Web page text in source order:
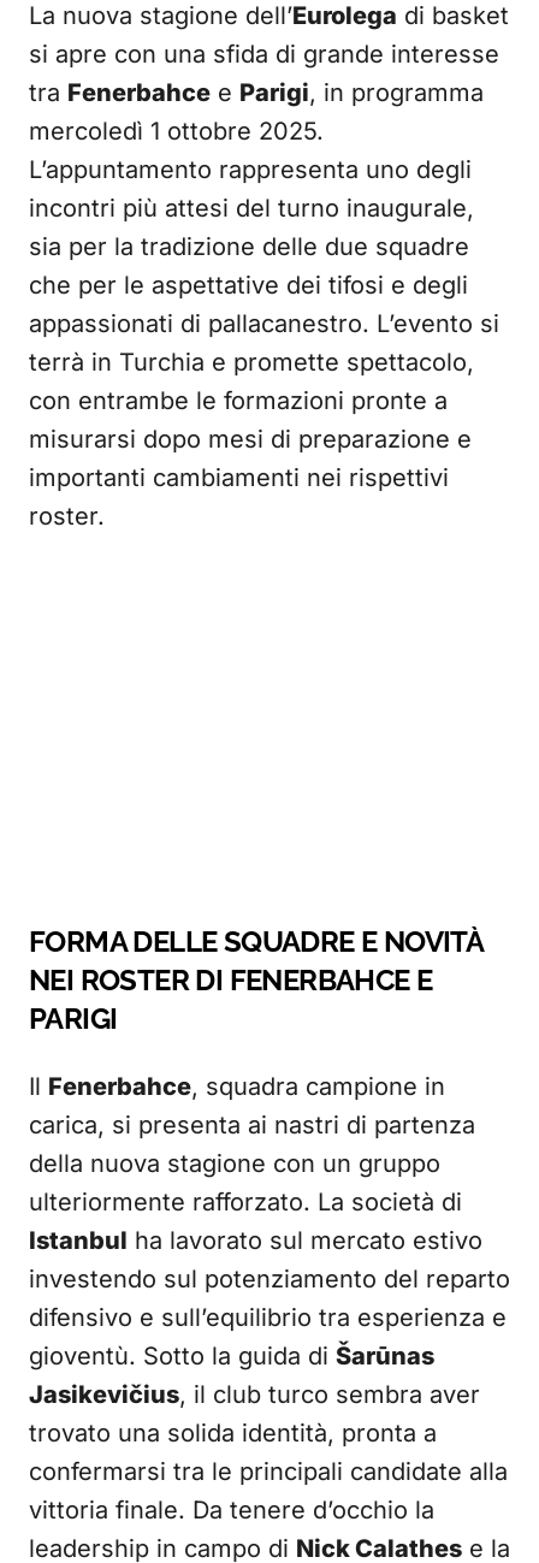
La nuova stagione dell’Eurolega di basket
si apre con una sfida di grande interesse
tra Fenerbahce e Parigi, in programma
mercoledì 1 ottobre 2025.
L’appuntamento rappresenta uno degli
incontri più attesi del turno inaugurale,
sia per la tradizione delle due squadre
che per le aspettative dei tifosi e degli
appassionati di pallacanestro. L’evento si
terrà in Turchia e promette spettacolo,
con entrambe le formazioni pronte a
misurarsi dopo mesi di preparazione e
importanti cambiamenti nei rispettivi
roster.
FORMA DELLE SQUADRE E NOVITÀ
NEI ROSTER DI FENERBAHCE E
PARIGI
Il Fenerbahce, squadra campione in
carica, si presenta ai nastri di partenza
della nuova stagione con un gruppo
ulteriormente rafforzato. La società di
Istanbul ha lavorato sul mercato estivo
investendo sul potenziamento del reparto
difensivo e sull’equilibrio tra esperienza e
gioventù. Sotto la guida di Šarūnas
Jasikevičius, il club turco sembra aver
trovato una solida identità, pronta a
confermarsi tra le principali candidate alla
vittoria finale. Da tenere d’occhio la
leadership in campo di Nick Calathes e la